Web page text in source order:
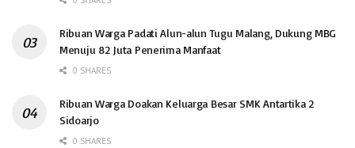
Ribuan Warga Padati Alun-alun Tugu Malang, Dukung MBG
Menuju 82 Juta Penerima Manfaat
0 SHARES
Ribuan Warga Doakan Keluarga Besar SMK Antartika 2
Sidoarjo
0 SHARES